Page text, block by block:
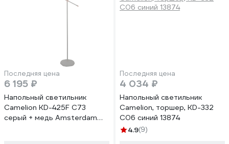
Последняя цена
6 195 ₽
Напольный светильник
Camelion KD-425F С73
серый + медь Amsterdam
Последняя цена
4 034 ₽
Напольный светильник
Camelion, торшер, KD-332
C06 синий 13874
4.9(9)